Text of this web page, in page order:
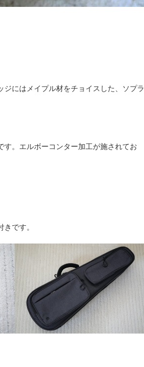
にはメイプル材をチョイスした、ソプラ
。エルボーコンター加工が施されてお
です。